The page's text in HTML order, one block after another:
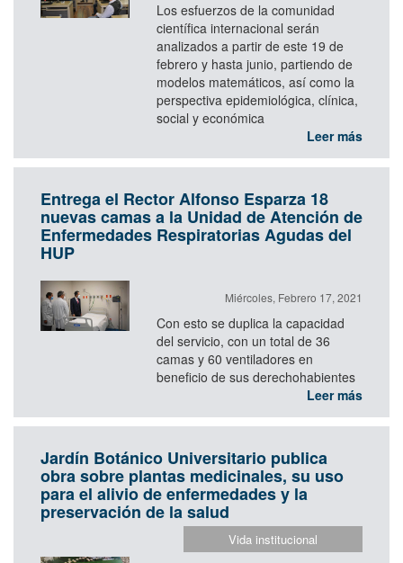
Los esfuerzos de la comunidad
científica internacional serán
analizados a partir de este 19 de
febrero y hasta junio, partiendo de
modelos matemáticos, así como la
perspectiva epidemiológica, clínica,
social y económica
Leer más
Entrega el Rector Alfonso Esparza 18
nuevas camas a la Unidad de Atención de
Enfermedades Respiratorias Agudas del
HUP
Miércoles, Febrero 17, 2021
Con esto se duplica la capacidad
del servicio, con un total de 36
camas y 60 ventiladores en
beneficio de sus derechohabientes
Leer más
Jardín Botánico Universitario publica
obra sobre plantas medicinales, su uso
para el alivio de enfermedades y la
preservación de la salud
Vida institucional